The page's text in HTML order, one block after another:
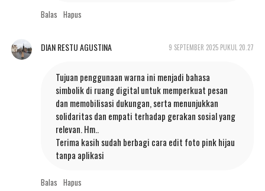
Balas Hapus
DIAN RESTU AGUSTINA 9 SEPTEMBER 2025 PUKUL 20.27
Tujuan penggunaan warna ini menjadi bahasa
simbolik di ruang digital untuk memperkuat pesan
dan memobilisasi dukungan, serta menunjukkan
solidaritas dan empati terhadap gerakan sosial yang
relevan. Hm..
Terima kasih sudah berbagi cara edit foto pink hijau
tanpa aplikasi
Balas Hapus